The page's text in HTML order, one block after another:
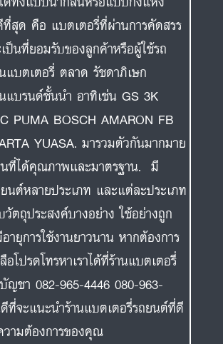
สุด คือ แบตเตอรี่ที่ผ่านการคัดสรร
นที่ยอมรับของลูกค้าหรือผู้ใช้รถ
แบตเตอรี่ ตลาด รัชดาภิเษก
แบรนด์ชั้นนำ อาทิเช่น GS 3K
PUMA BOSCH AMARON FB
YUASA. มารวมตัวกันมากมาย
ที่ได้คุณภาพและมาตรฐาน. มี
นต์หลายประเภท และแต่ละประเภท
วัตถุประสงค์บางอย่าง ใช้อย่างถูก
ายุการใช้งานยาวนาน หากต้องการ
อโปรดโทรหาเราได้ที่ร้านแบตเตอรี่
ญชา 082-965-4446 080-963-
ที่จะแนะนำร้านแบตเตอรี่รถยนต์ที่ดี
ามต้องการของคุณ